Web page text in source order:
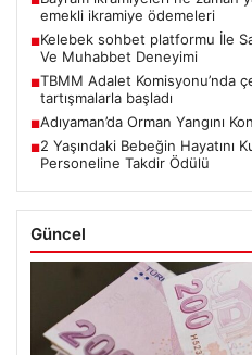
emekli ikramiye ödemeleri
■Kelebek sohbet platformu İle
Ve Muhabbet Deneyimi
■TBMM Adalet Komisyonu’nda
tartışmalarla başladı
■Adıyaman’da Orman Yangını
■2 Yaşındaki Bebeğin Hayatını
Personeline Takdir Ödülü
Güncel